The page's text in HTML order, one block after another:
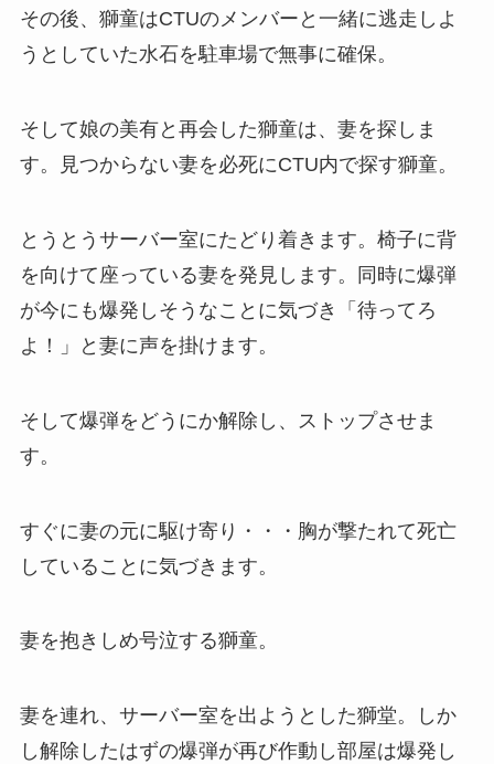
その後、獅童はCTUのメンバーと一緒に逃走しよ
うとしていた水石を駐車場で無事に確保。
そして娘の美有と再会した獅童は、妻を探しま
す。見つからない妻を必死にCTU内で探す獅童。
とうとうサーバー室にたどり着きます。椅子に背
を向けて座っている妻を発見します。同時に爆弾
が今にも爆発しそうなことに気づき「待ってろ
よ！」と妻に声を掛けます。
そして爆弾をどうにか解除し、ストップさせま
す。
すぐに妻の元に駆け寄り・・・胸が撃たれて死亡
していることに気づきます。
妻を抱きしめ号泣する獅童。
妻を連れ、サーバー室を出ようとした獅堂。しか
し解除したはずの爆弾が再び作動し部屋は爆発し